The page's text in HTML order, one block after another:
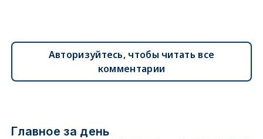
Авторизуйтесь, чтобы читать все
комментарии
Главное за день